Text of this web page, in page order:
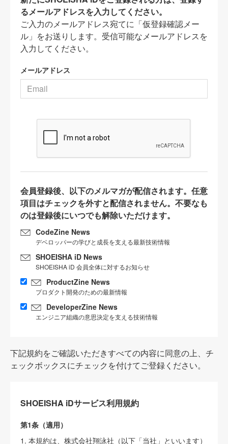
るメールアドレスを入力してください。
ご入力のメールアドレス宛てに「仮登録確認メー
ル」をお送りします。受信可能なメールアドレスを
入力してください。
メールアドレス
会員登録後、以下のメルマガが配信されます。任意
項目はチェックを外すと配信されません。不要なも
のは登録後にいつでも解除いただけます。
CodeZine News
デベロッパーの学びと成長を支える最新技術情報
SHOEISHA iD News
SHOEISHA iD 会員全体に対するお知らせ
ProductZine News
プロダクト開発のための最新情報
DeveloperZine News
エンジニア組織の意思決定を支える技術情報
下記規約をご確認いただきすべての内容に同意の上、チ
ェックボックスにチェックを付けてご登録ください。
SHOEISHA iDサービス利用規約
第1条（適用）
1. 本規約は、株式会社翔泳社（以下「当社」といいます）